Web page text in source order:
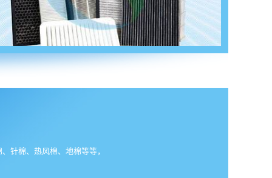
针棉、热风棉、地棉等等，